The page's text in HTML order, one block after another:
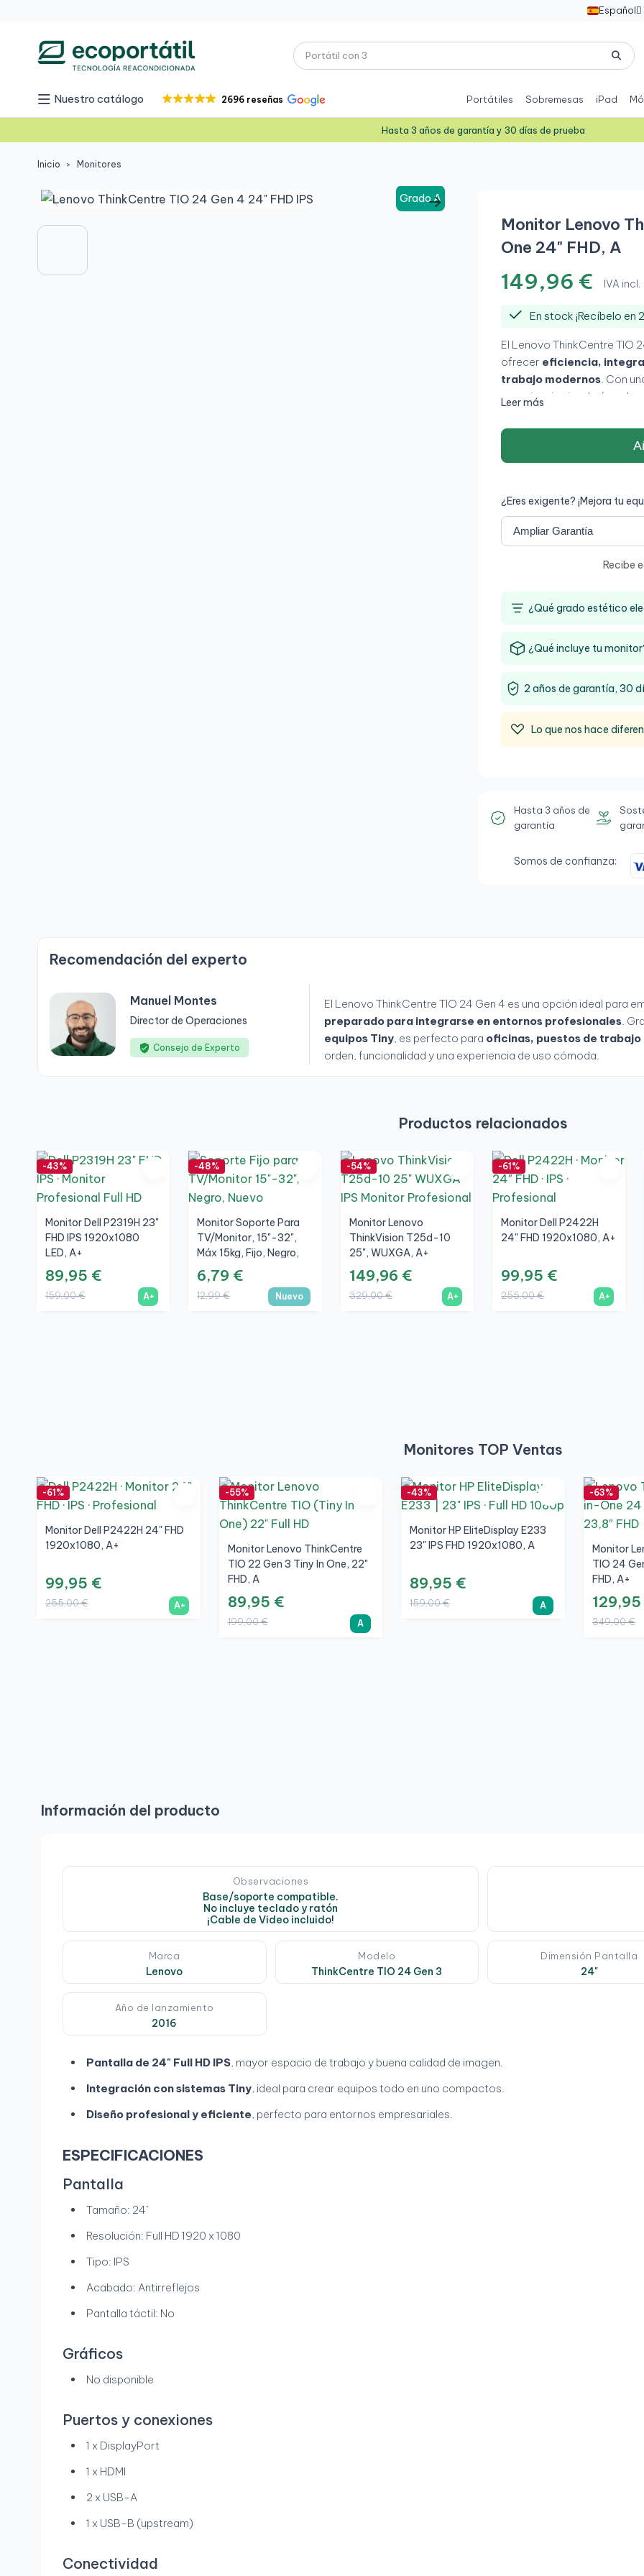
Español 
Nuestro catálogo 2696 reseñas Portátiles Sobremesas iPad
Hasta 3 años de garantía y 30 días de prueba
Inicio Monitores
Grado A
Monitor Lenovo
One 24" FHD, A
149,96 € IVA incl.
En stock ¡Recíbelo en
El Lenovo ThinkCentre TIO
ofrecer eficiencia,
trabajo modernos. Con
experiencia visual cómoda y
para soluciones todo en
Leer más
¿Eres exigente? ¡Mejora tu
Recibe
¿Qué grado estético
¿Qué incluye tu
2 años de garantía, 30
Lo que nos hace
Hasta 3 años de
garantía
Somos de confianza:
Recomendación del experto
Manuel Montes
Director de Operaciones
Consejo de Experto
El Lenovo ThinkCentre TIO 24 Gen 4 es una opción ideal para
preparado para integrarse en entornos profesionales.
equipos Tiny, es perfecto para oficinas, puestos de
orden, funcionalidad y una experiencia de uso cómoda.
Productos relacionados
-43%
Monitor Dell P2319H 23"
FHD IPS 1920x1080
LED, A+
89,95 €
159,00 € A+
-48%
Monitor Soporte Para
TV/Monitor, 15"-32",
Máx 15kg, Fijo, Negro,
Nuevo
6,79 €
12,99 € Nuevo
-54%
Monitor Lenovo
ThinkVision T25d-10
25", WUXGA, A+
149,96 €
329,00 € A+
-61%
Monitor Dell P2422H
24" FHD 1920x1080, A+
99,95 €
255,00 € A+
Monitores TOP Ventas
-61%
Monitor Dell P2422H 24" FHD
1920x1080, A+
99,95 €
255,00 € A+
-55%
Monitor Lenovo ThinkCentre
TIO 22 Gen 3 Tiny In One, 22"
FHD, A
89,95 €
199,00 € A
-43%
Monitor HP EliteDisplay E233
23" IPS FHD 1920x1080, A
89,95 €
159,00 € A
-63%
Monitor
TIO 24
FHD, A+
349,00 €
Información del producto
Observaciones
Base/soporte compatible.
No incluye teclado y ratón
¡Cable de Video incluido!
Marca
Lenovo
Modelo
ThinkCentre TIO 24 Gen 3
Dimensión Pantalla
24"
Año de lanzamiento
2016
Pantalla de 24" Full HD IPS, mayor espacio de trabajo y buena calidad de imagen.
Integración con sistemas Tiny, ideal para crear equipos todo en uno compactos.
Diseño profesional y eficiente, perfecto para entornos empresariales.
ESPECIFICACIONES
Pantalla
Tamaño: 24"
Resolución: Full HD 1920 x 1080
Tipo: IPS
Acabado: Antirreflejos
Pantalla táctil: No
Gráficos
No disponible
Puertos y conexiones
1 x DisplayPort
1 x HDMI
2 x USB-A
1 x USB-B (upstream)
Conectividad